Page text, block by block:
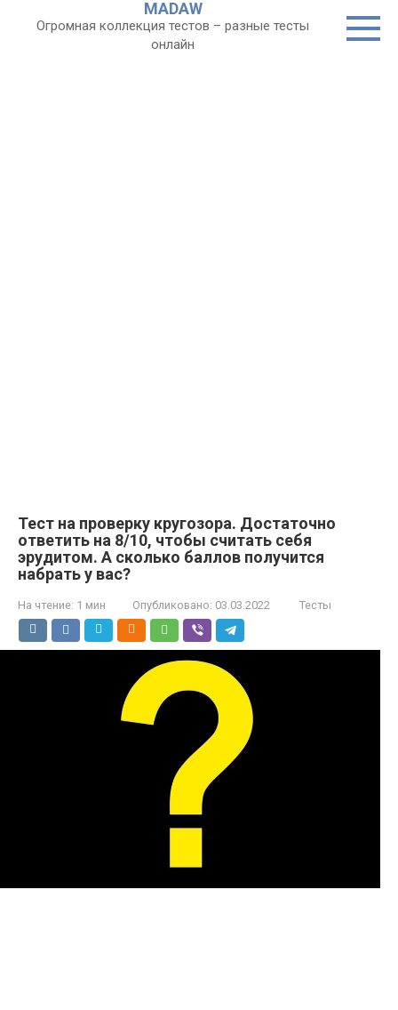
MADAW
Огромная коллекция тестов – разные тесты
онлайн
Тест на проверку кругозора. Достаточно
ответить на 8/10, чтобы считать себя
эрудитом. А сколько баллов получится
набрать у вас?
На чтение: 1 мин Опубликовано: 03.03.2022 Тесты